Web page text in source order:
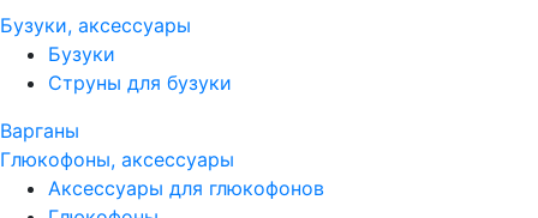
Бузуки, аксессуары
Бузуки
Струны для бузуки
Варганы
Глюкофоны, аксессуары
Аксессуары для глюкофонов